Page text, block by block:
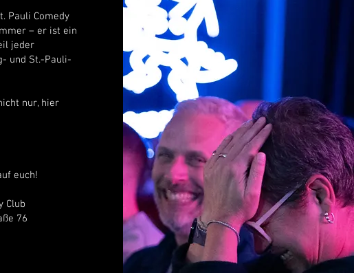
Pauli Comedy
– er ist ein
jeder
und St.-Pauli-
nur, hier
euch!
Club
76